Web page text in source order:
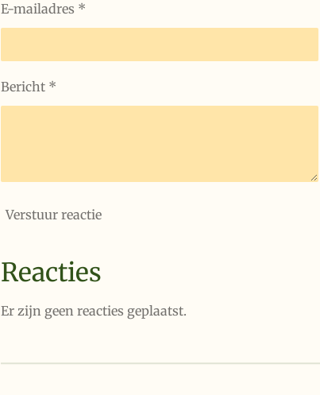
E-mailadres *
Bericht *
Verstuur reactie
Reacties
Er zijn geen reacties geplaatst.